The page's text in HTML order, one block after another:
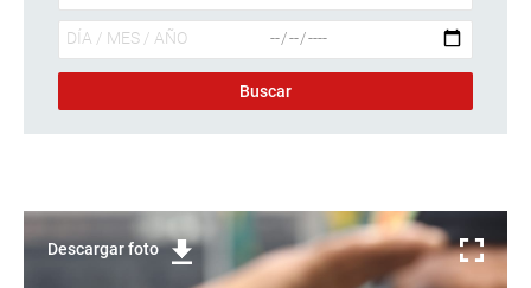
Descargar foto